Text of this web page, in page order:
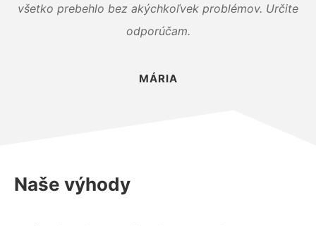
všetko prebehlo bez akýchkoľvek problémov. Určite
odporúčam.
MÁRIA
Naše výhody